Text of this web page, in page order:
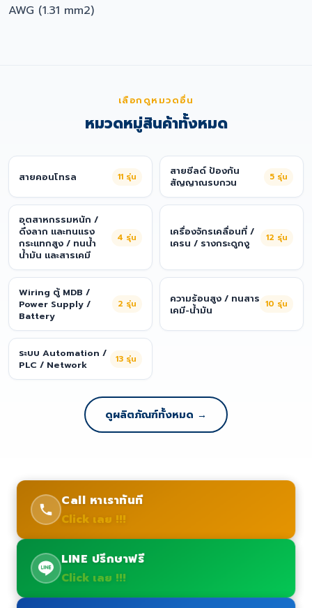
AWG (1.31 mm2)
เลือกดูหมวดอื่น
หมวดหมู่สินค้าทั้งหมด
สายคอนโทรล 11 รุ่น
สายชีลด์ ป้องกัน
สัญญาณรบกวน
5 รุ่น
อุตสาหกรรมหนัก /
ดึงลาก และทนแรง
กระแทกสูง / ทนน้ำ
น้ำมัน และสารเคมี
4 รุ่น
เครื่องจักรเคลื่อนที่ /
เครน / รางกระดูกงู
12 รุ่น
Wiring ตู้ MDB /
Power Supply /
Battery
2 รุ่น
ความร้อนสูง / ทนสาร
เคมี-น้ำมัน
10 รุ่น
ระบบ Automation /
PLC / Network
13 รุ่น
ดูผลิตภัณฑ์ทั้งหมด →
Call หาเราทันที
Click เลย !!!
LINE ปรึกษาฟรี
Click เลย !!!